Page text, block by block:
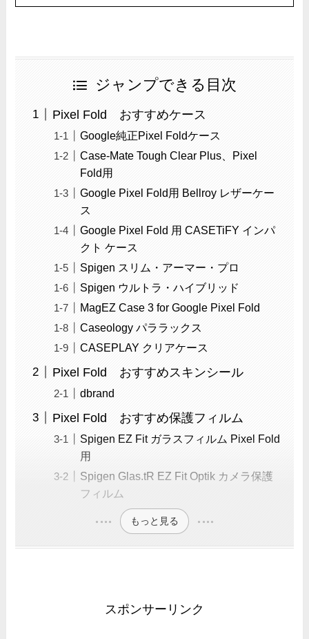
ジャンプできる目次
Pixel Fold おすすめケース
Google純正Pixel Foldケース
Case-Mate Tough Clear Plus、Pixel
Fold用
Google Pixel Fold用 Bellroy レザーケー
ス
Google Pixel Fold 用 CASETiFY インパ
クト ケース
Spigen スリム・アーマー・プロ
Spigen ウルトラ・ハイブリッド
MagEZ Case 3 for Google Pixel Fold
Caseology パララックス
CASEPLAY クリアケース
Pixel Fold おすすめスキンシール
dbrand
Pixel Fold おすすめ保護フィルム
Spigen EZ Fit ガラスフィルム Pixel Fold
用
Spigen Glas.tR EZ Fit Optik カメラ保護
フィルム
もっと見る
スポンサーリンク